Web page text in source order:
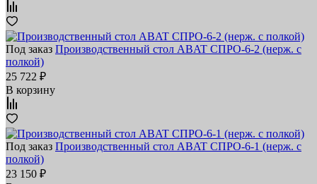
Под заказ Производственный стол ABAT СПРО-6-2 (нерж. с
полкой)
25 722 ₽
В корзину
Под заказ Производственный стол ABAT СПРО-6-1 (нерж. с
полкой)
23 150 ₽